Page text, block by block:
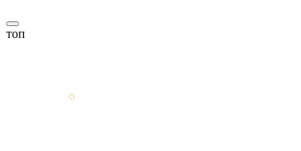
топ